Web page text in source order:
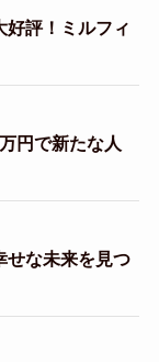
好評！ミルフィ
円で新たな人
せな未来を見つ